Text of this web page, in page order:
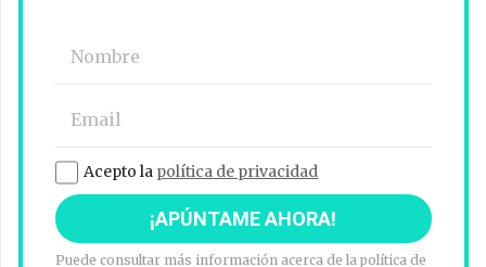
Acepto la política de privacidad
Puede consultar más información acerca de la política de